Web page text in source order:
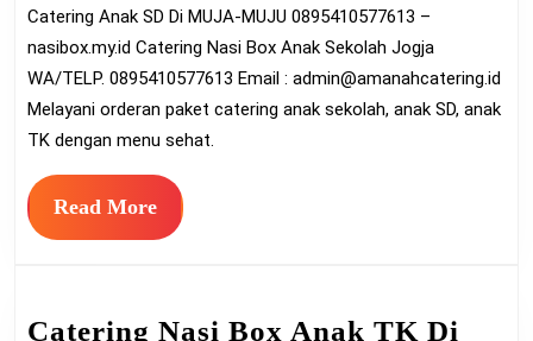
MUJA-
MUJU
Catering Anak SD Di MUJA-MUJU 0895410577613 –
nasibox.my.id Catering Nasi Box Anak Sekolah Jogja
WA/TELP. 0895410577613 Email : admin@amanahcatering.id
Melayani orderan paket catering anak sekolah, anak SD, anak
TK dengan menu sehat.
Read MoreRead
More
Catering Nasi Box Anak TK Di